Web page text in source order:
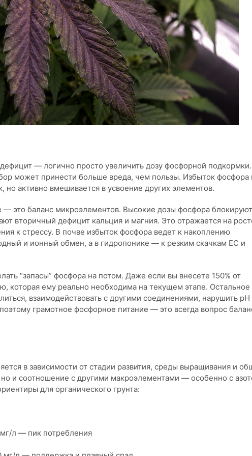
— логично просто увеличить дозу фосфорной
может принести больше вреда, чем пользы. Избыток фосфора
но активно вмешивается в усвоение других элементов.
— это баланс микроэлементов. Высокие дозы фосфора блокируют
вторичный дефицит кальция и магния. Это отражается на
к стрессу. В почве избыток фосфора ведет к накоплению
и ионный обмен, а в гидропонике — к резким скачкам EC и
“запасы” фосфора на потом. Даже если вы внесете 150% от
которая ему реально необходима на текущем этапе. Остальное
взаимодействовать с другими соединениями, нарушить pH
грамотное фосфорное питание — это всегда вопрос
в зависимости от стадии развития, среды выращивания и
и соотношение с другими макроэлементами — особенно с
для органического грунта:
л — пик потребления